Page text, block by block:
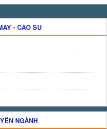
- CAO SU
NGÀNH